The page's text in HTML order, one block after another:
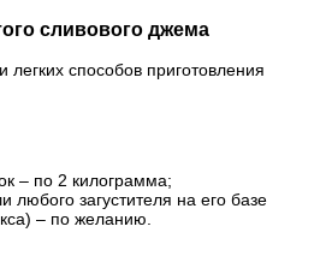
сливового джема
способов приготовления
– по 2 килограмма;
любого загустителя на его базе
– по желанию.